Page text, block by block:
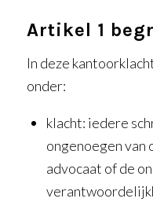
Artikel 1
In deze
onder:
klacht: iedere
ongenoegen van
advocaat of de